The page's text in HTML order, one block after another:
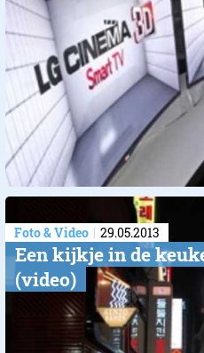
Foto & Video 29.05.2013
Een kijkje in de
(video)